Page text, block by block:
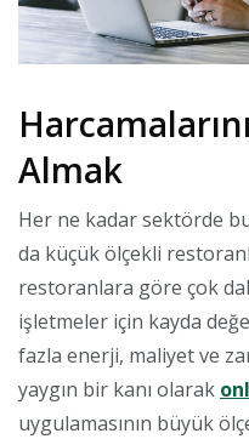
Almak
Her ne kadar sektörde
da küçük ölçekli
restoranlara göre çok
işletmeler için kayda
fazla enerji, maliyet ve
yaygın bir kanı olarak
uygulamasının büyük